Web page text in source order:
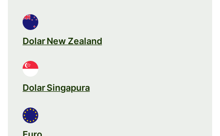
Dolar New Zealand
Dolar Singapura